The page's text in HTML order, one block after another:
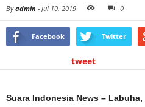
Byadmin - Jul 10, 2019 0
Facebook Twitter
tweet
Suara Indonesia News – Labuha,